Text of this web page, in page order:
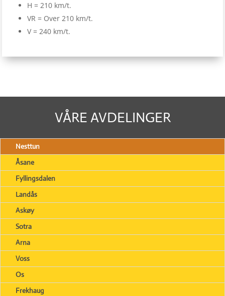
H = 210 km/t.
VR = Over 210 km/t.
V = 240 km/t.
VÅRE AVDELINGER
Nesttun
Åsane
Fyllingsdalen
Landås
Askøy
Sotra
Arna
Voss
Os
Frekhaug